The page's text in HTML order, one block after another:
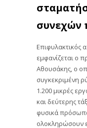
συνεχών
Επιφυλακτικός
εμφανίζεται ο
Αθουσάκης, ο
συγκεκριμένη
1.200 μικρές
και δεύτερης
φυσικά
ολοκληρώσουν